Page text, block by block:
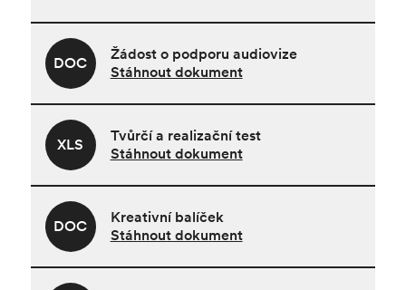
Žádost o podporu audiovize
Stáhnout dokument
DOC
Tvůrčí a realizační test
Stáhnout dokument
XLS
Kreativní balíček
Stáhnout dokument
DOC